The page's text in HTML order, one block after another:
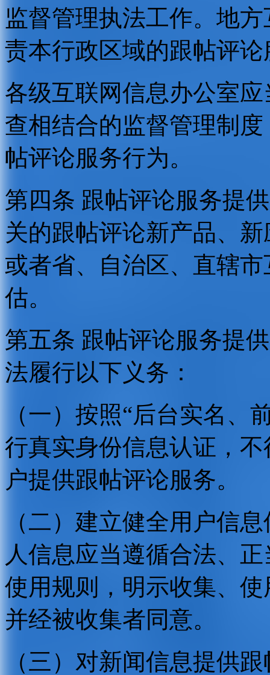
监督管理执法工作。地
责本行政区域的跟帖评
各级互联网信息办公室
查相结合的监督管理制
帖评论服务行为。
第四条 跟帖评论服务提
关的跟帖评论新产品、
或者省、自治区、直辖
估。
第五条 跟帖评论服务提
法履行以下义务：
（一）按照“后台实名、
行真实身份信息认证，
户提供跟帖评论服务。
（二）建立健全用户信
人信息应当遵循合法、
使用规则，明示收集、
并经被收集者同意。
（三）对新闻信息提供